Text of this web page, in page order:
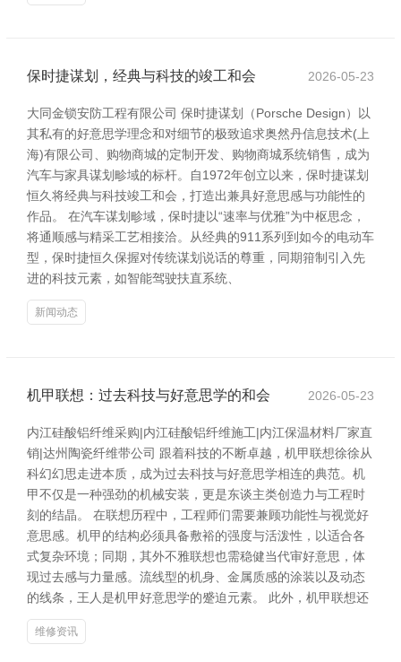
保时捷谋划，经典与科技的竣工和会 2026-05-23
大同金锁安防工程有限公司 保时捷谋划（Porsche Design）以
其私有的好意思学理念和对细节的极致追求奥然丹信息技术(上
海)有限公司、购物商城的定制开发、购物商城系统销售，成为
汽车与家具谋划畛域的标杆。自1972年创立以来，保时捷谋划
恒久将经典与科技竣工和会，打造出兼具好意思感与功能性的
作品。 在汽车谋划畛域，保时捷以“速率与优雅”为中枢思念，
将通顺感与精采工艺相接洽。从经典的911系列到如今的电动车
型，保时捷恒久保握对传统谋划说话的尊重，同期箝制引入先
进的科技元素，如智能驾驶扶直系统、
新闻动态
机甲联想：过去科技与好意思学的和会 2026-05-23
内江硅酸铝纤维采购|内江硅酸铝纤维施工|内江保温材料厂家直
销|达州陶瓷纤维带公司 跟着科技的不断卓越，机甲联想徐徐从
科幻幻思走进本质，成为过去科技与好意思学相连的典范。机
甲不仅是一种强劲的机械安装，更是东谈主类创造力与工程时
刻的结晶。 在联想历程中，工程师们需要兼顾功能性与视觉好
意思感。机甲的结构必须具备敷裕的强度与活泼性，以适合各
式复杂环境；同期，其外不雅联想也需稳健当代审好意思，体
现过去感与力量感。流线型的机身、金属质感的涂装以及动态
的线条，王人是机甲好意思学的蹙迫元素。 此外，机甲联想还
维修资讯